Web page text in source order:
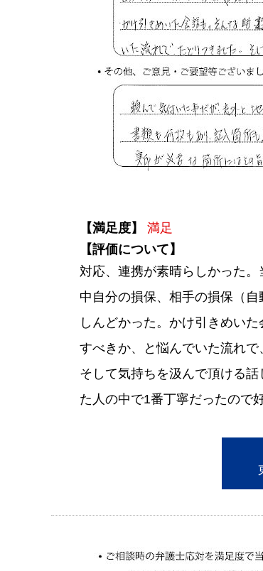
【満足度】
満足
【評価について】
対応、連携が素晴らしかった
中自分の損保、相手の損保（
しんどかった。かけ引きめい
すべきか、と悩んでいた流れで
そして気持ちを汲んで頂ける
た人の中で1番丁寧だったので